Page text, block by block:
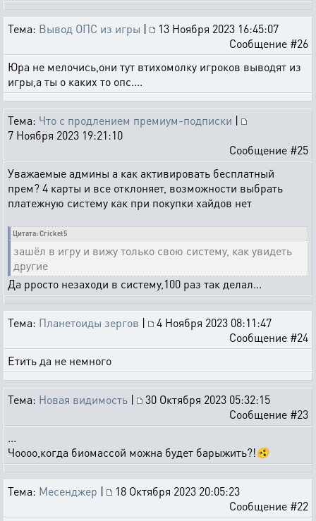
Тема: Вывод ОПС из игры |
13 Ноября 2023 16:45:07
Сообщение #26
Юра не мелочись,они тут втихомолку игроков выводят из
игры,а ты о каких то опс....
Тема: Что с продлением премиум-подписки |
7 Ноября 2023 19:21:10
Сообщение #25
Уважаемые админы а как активировать бесплатный
прем? 4 карты и все отклоняет, возможности выбрать
платежную систему как при покупки хайдов нет
Цитата: Cricket5
зашёл в игру и вижу только свою систему, как увидеть
другие
Да рросто незаходи в систему,100 раз так делал...
Тема: Планетоиды зергов |
4 Ноября 2023 08:11:47
Сообщение #24
Етить да не немного
Тема: Новая видимость |
30 Октября 2023 05:32:15
Сообщение #23
...
Чоооо,когда биомассой можна будет барыжить?!🫨
Тема: Месенджер |
18 Октября 2023 20:05:23
Сообщение #22